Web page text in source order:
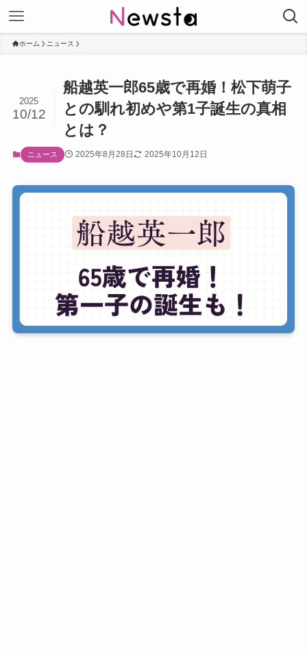
ホーム ニュース
船越英一郎65歳で再婚！松下萌子
との馴れ初めや第1子誕生の真相
とは？
2025
10/12
ニュース 2025年8月28日 2025年10月12日